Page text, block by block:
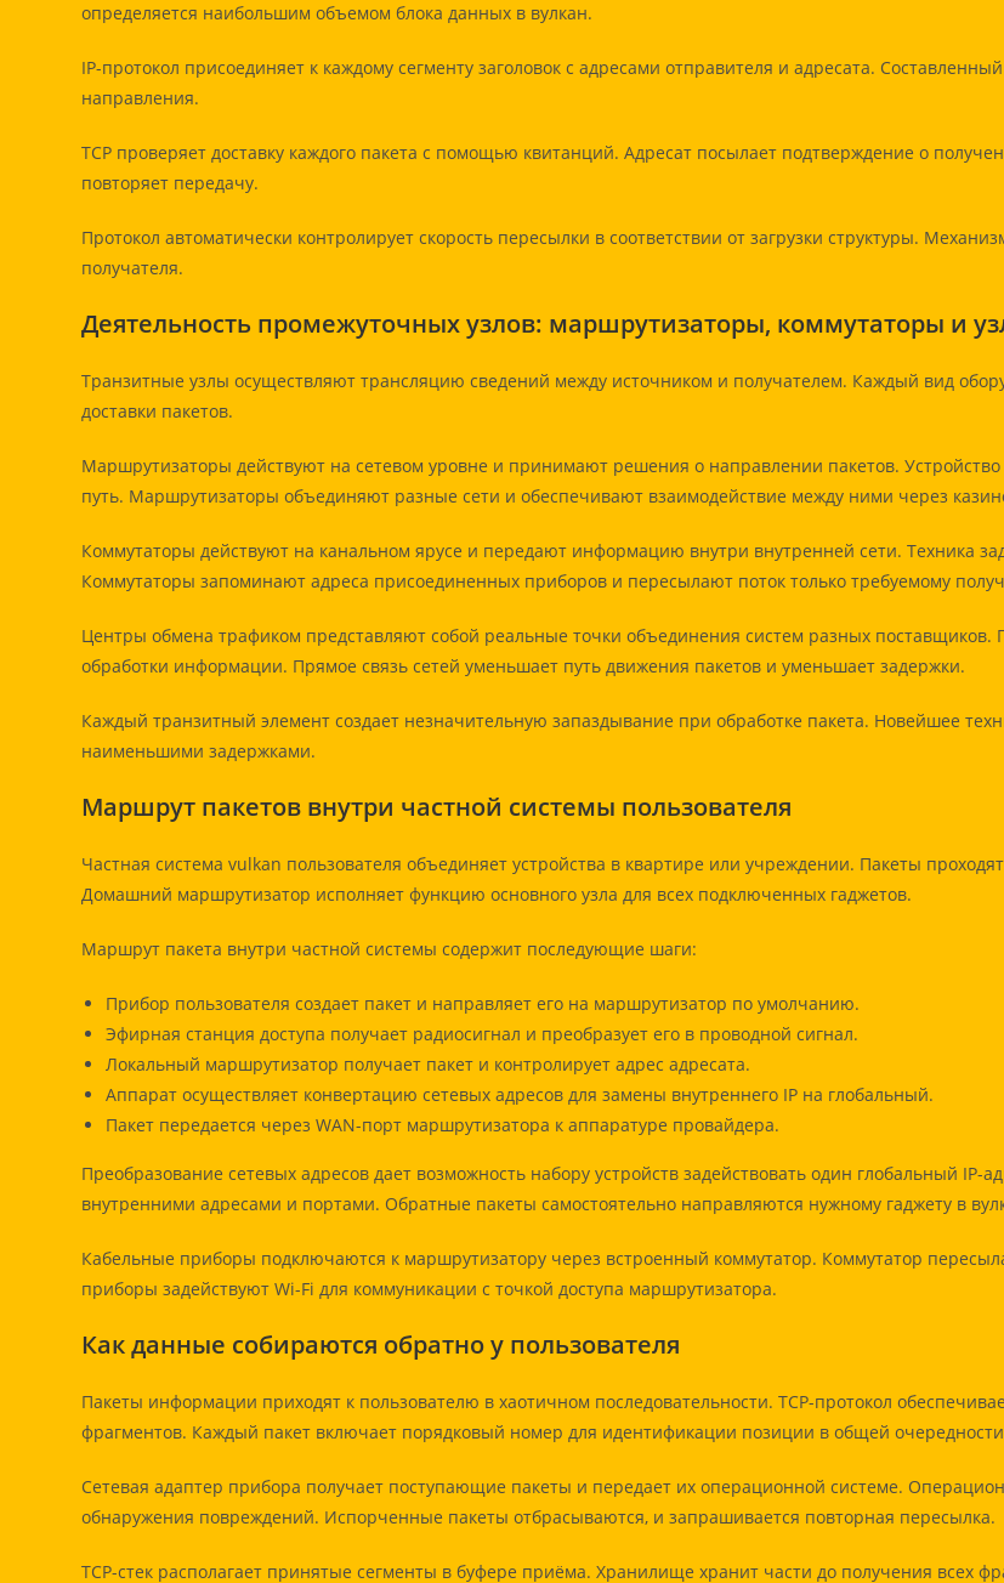
определяется наибольшим объемом блока данных в вулкан.
IP-протокол присоединяет к каждому сегменту заголовок с адресами отправителя и адресата.
направления.
TCP проверяет доставку каждого пакета с помощью квитанций. Адресат посылает подтверждение о
повторяет передачу.
Протокол автоматически контролирует скорость пересылки в соответствии от загрузки структуры.
получателя.
Деятельность промежуточных узлов: маршрутизаторы, коммутаторы и
Транзитные узлы осуществляют трансляцию сведений между источником и получателем. Каждый вид
доставки пакетов.
Маршрутизаторы действуют на сетевом уровне и принимают решения о направлении пакетов.
путь. Маршрутизаторы объединяют разные сети и обеспечивают взаимодействие между ними через
Коммутаторы действуют на канальном ярусе и передают информацию внутри внутренней сети. Техника
Коммутаторы запоминают адреса присоединенных приборов и пересылают поток только требуемому
Центры обмена трафиком представляют собой реальные точки объединения систем разных
обработки информации. Прямое связь сетей уменьшает путь движения пакетов и уменьшает задержки.
Каждый транзитный элемент создает незначительную запаздывание при обработке пакета. Новейшее
наименьшими задержками.
Маршрут пакетов внутри частной системы пользователя
Частная система vulkan пользователя объединяет устройства в квартире или учреждении. Пакеты
Домашний маршрутизатор исполняет функцию основного узла для всех подключенных гаджетов.
Маршрут пакета внутри частной системы содержит последующие шаги:
Прибор пользователя создает пакет и направляет его на маршрутизатор по умолчанию.
Эфирная станция доступа получает радиосигнал и преобразует его в проводной сигнал.
Локальный маршрутизатор получает пакет и контролирует адрес адресата.
Аппарат осуществляет конвертацию сетевых адресов для замены внутреннего IP на глобальный.
Пакет передается через WAN-порт маршрутизатора к аппаратуре провайдера.
Преобразование сетевых адресов дает возможность набору устройств задействовать один глобальный
внутренними адресами и портами. Обратные пакеты самостоятельно направляются нужному гаджету в
Кабельные приборы подключаются к маршрутизатору через встроенный коммутатор. Коммутатор
приборы задействуют Wi-Fi для коммуникации с точкой доступа маршрутизатора.
Как данные собираются обратно у пользователя
Пакеты информации приходят к пользователю в хаотичном последовательности. TCP-протокол
фрагментов. Каждый пакет включает порядковый номер для идентификации позиции в общей
Сетевая адаптер прибора получает поступающие пакеты и передает их операционной системе.
обнаружения повреждений. Испорченные пакеты отбрасываются, и запрашивается повторная пересылка.
TCP-стек располагает принятые сегменты в буфере приёма. Хранилище хранит части до получения всех